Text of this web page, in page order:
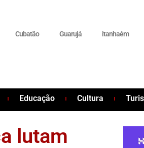
Cubatão Guarujá itanhaém
Educação Cultura
lutam